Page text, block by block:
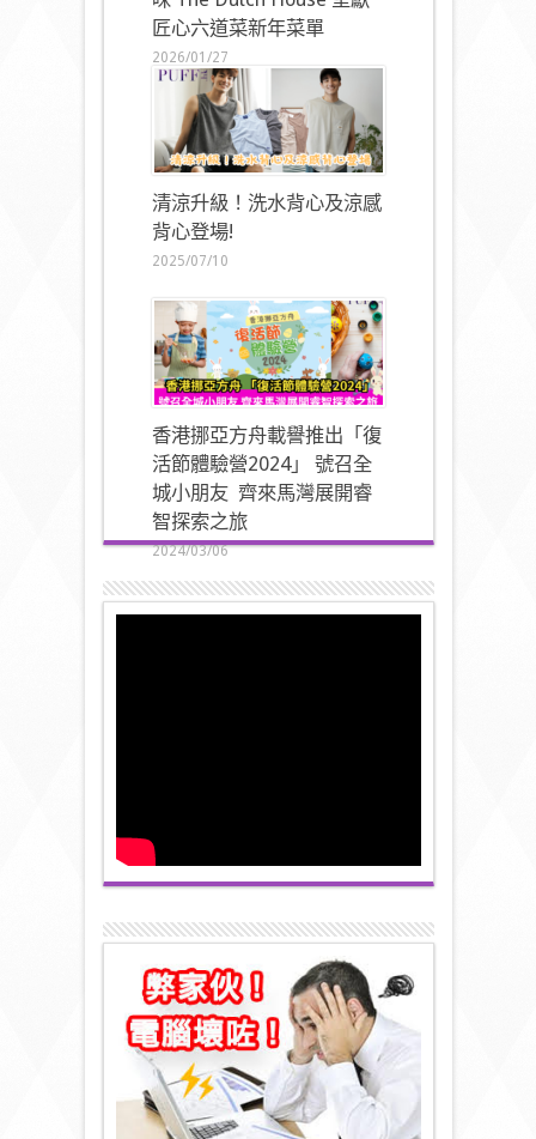
匠心六道菜新年菜單
2026/01/27
清涼升級！洗水背心及涼感
背心登場!
2025/07/10
香港挪亞方舟載譽推出「復
活節體驗營2024」 號召全
城小朋友 齊來馬灣展開睿
智探索之旅
2024/03/06